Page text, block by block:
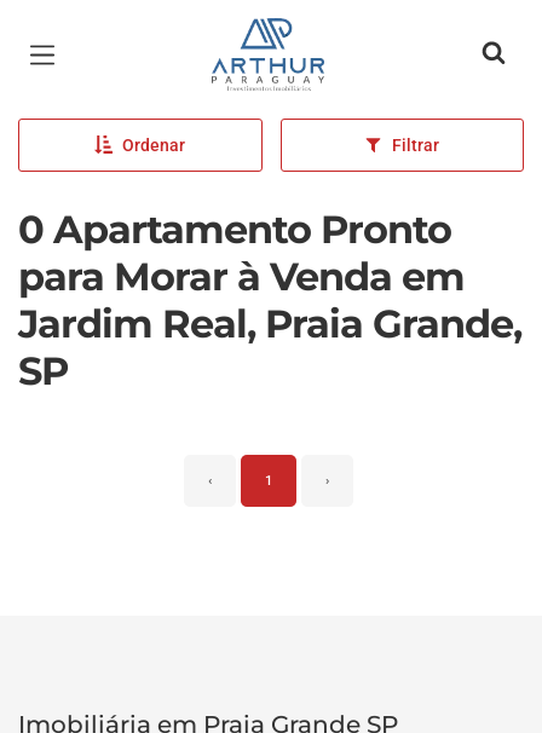
Página inicial
Ordenar Filtrar
0 Apartamento Pronto
para Morar à Venda em
Jardim Real, Praia Grande,
SP
‹ 1 ›
Imobiliária em Praia Grande SP